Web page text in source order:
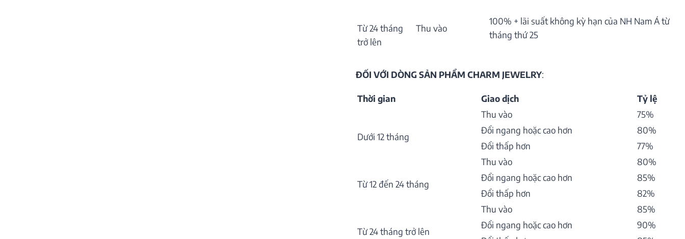
Từ 24 tháng
trở lên
Thu vào
100% + lãi suất không kỳ hạn của NH Nam Á từ
tháng thứ 25
ĐỐI VỚI DÒNG SẢN PHẨM CHARM JEWELRY:
Thời gian Giao dịch Tỷ lệ
Dưới 12 tháng
Thu vào
75%
Đổi ngang hoặc cao hơn
80%
Đổi thấp hơn
77%
Từ 12 đến 24 tháng
Thu vào
80%
Đổi ngang hoặc cao hơn
85%
Đổi thấp hơn
82%
Từ 24 tháng trở lên
Thu vào
85%
Đổi ngang hoặc cao hơn
90%